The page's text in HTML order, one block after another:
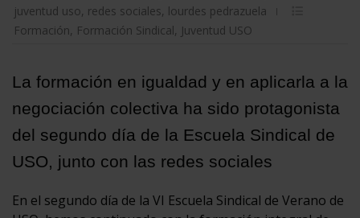
juventud uso, redes sociales, lourdes pedrazuela
Formación, Formación Sindical, Juventud USO
La formación en igualdad y en aplicarla a la
negociación colectiva ha sido protagonista
del segundo día de la Escuela Sindical de
USO, junto con las redes sociales
En el segundo día de la VI Escuela Sindical de Verano de